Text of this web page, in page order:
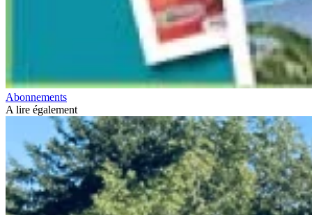
Abonnements
A lire également